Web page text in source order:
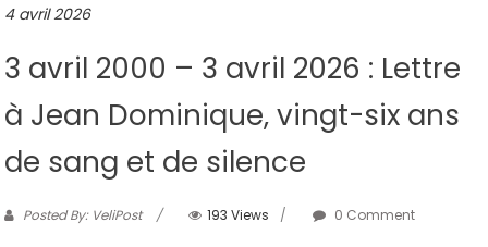
4 avril 2026
3 avril 2000 – 3 avril 2026 : Lettre
à Jean Dominique, vingt-six ans
de sang et de silence
Posted By: VeliPost 193 Views 0 Comment